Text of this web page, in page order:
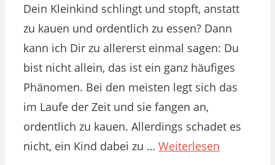
Dein Kleinkind schlingt und stopft, anstatt
zu kauen und ordentlich zu essen? Dann
kann ich Dir zu allererst einmal sagen: Du
bist nicht allein, das ist ein ganz häufiges
Phänomen. Bei den meisten legt sich das
im Laufe der Zeit und sie fangen an,
ordentlich zu kauen. Allerdings schadet es
nicht, ein Kind dabei zu … Weiterlesen